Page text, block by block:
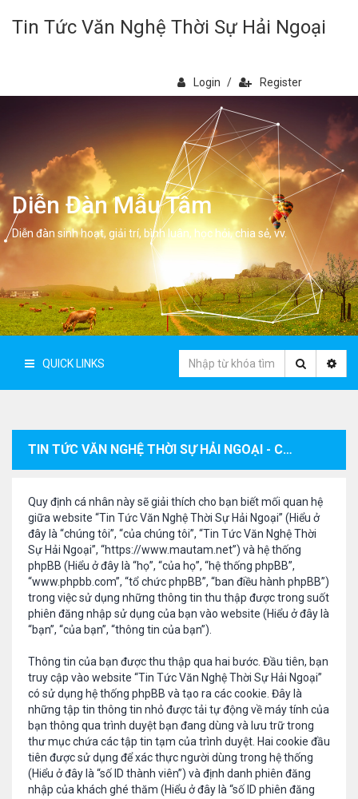
Tin Tức Văn Nghệ Thời Sự Hải Ngoại
Login / Register
Diễn Đàn Mẫu Tâm
Diễn đàn sinh hoạt, giải trí, bình luân, học hỏi, chia sẻ, vv.
QUICK LINKS
TIN TỨC VĂN NGHỆ THỜI SỰ HẢI NGOẠI - CHÍNH SÁCH BẢO MẬT
Quy định cá nhân này sẽ giải thích cho bạn biết mối quan hệ
giữa website “Tin Tức Văn Nghệ Thời Sự Hải Ngoại” (Hiểu ở
đây là “chúng tôi”, “của chúng tôi”, “Tin Tức Văn Nghệ Thời
Sự Hải Ngoại”, “https://www.mautam.net”) và hệ thống
phpBB (Hiểu ở đây là “họ”, “của họ”, “hệ thống phpBB”,
“www.phpbb.com”, “tổ chức phpBB”, “ban điều hành phpBB”)
trong việc sử dụng những thông tin thu thập được trong suốt
phiên đăng nhập sử dụng của bạn vào website (Hiểu ở đây là
“bạn”, “của bạn”, “thông tin của bạn”).
Thông tin của bạn được thu thập qua hai bước. Đầu tiên, bạn
truy cập vào website “Tin Tức Văn Nghệ Thời Sự Hải Ngoại”
có sử dụng hệ thống phpBB và tạo ra các cookie. Đây là
những tập tin thông tin nhỏ được tải tự động về máy tính của
bạn thông qua trình duyệt bạn đang dùng và lưu trữ trong
thư mục chứa các tập tin tạm của trình duyệt. Hai cookie đầu
tiên được sử dụng để xác thực người dùng trong hệ thống
(Hiểu ở đây là “số ID thành viên”) và định danh phiên đăng
nhập của khách ghé thăm (Hiểu ở đây là “số ID phiên đăng